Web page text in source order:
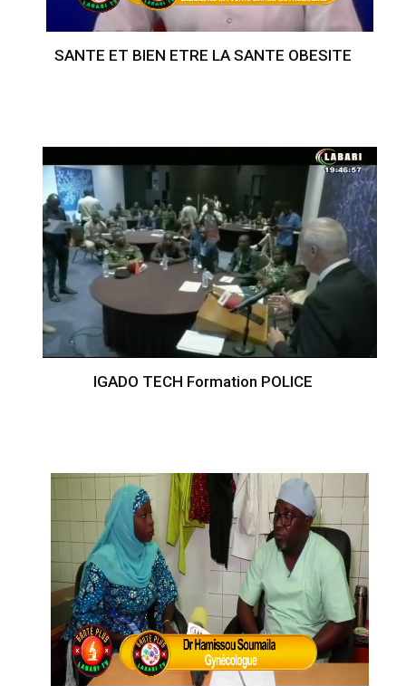
SANTE ET BIEN ETRE LA SANTE OBESITE
IGADO TECH Formation POLICE